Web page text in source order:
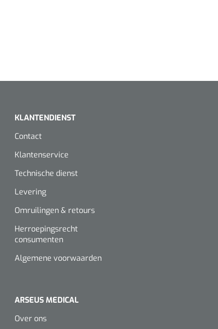
KLANTENDIENST
Contact
Klantenservice
Technische dienst
Levering
Omruilingen & retours
Herroepingsrecht
consumenten
Algemene voorwaarden
ARSEUS MEDICAL
Over ons